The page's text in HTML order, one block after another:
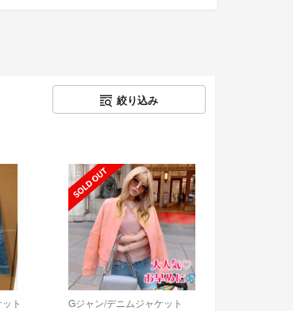
絞り込み
ト Gジャン/デニムジャケット